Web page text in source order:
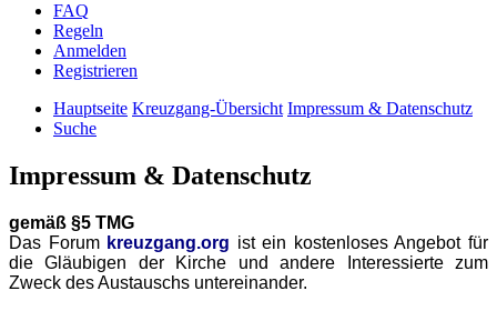
FAQ
Regeln
Anmelden
Registrieren
Hauptseite Kreuzgang-Übersicht Impressum & Datenschutz
Suche
Impressum & Datenschutz
gemäß §5 TMG
Das Forum kreuzgang.org ist ein kostenloses Angebot für
die Gläubigen der Kirche und andere Interessierte zum
Zweck des Austauschs untereinander.